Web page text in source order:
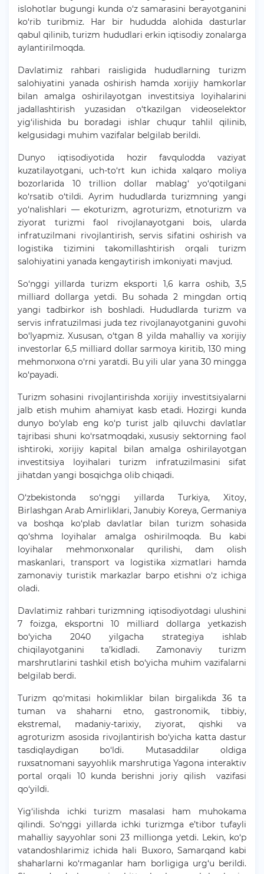
islohotlar bugungi kunda o‘z samarasini berayotganini
ko‘rib turibmiz. Har bir hududda alohida dasturlar
qabul qilinib, turizm hududlari erkin iqtisodiy zonalarga
aylantirilmoqda.
Davlatimiz rahbari raisligida hududlarning turizm
salohiyatini yanada oshirish hamda xorijiy hamkorlar
bilan amalga oshirilayotgan investitsiya loyihalarini
jadallashtirish yuzasidan o‘tkazilgan videoselektor
yig‘ilishida bu boradagi ishlar chuqur tahlil qilinib,
kelgusidagi muhim vazifalar belgilab berildi.
Dunyo iqtisodiyotida hozir favqulodda vaziyat
kuzatilayotgani, uch-to‘rt kun ichida xalqaro moliya
bozorlarida 10 trillion dollar mablag‘ yo‘qotilgani
ko‘rsatib o‘tildi. Ayrim hududlarda turizmning yangi
yo‘nalishlari — ekoturizm, agroturizm, etnoturizm va
ziyorat turizmi faol rivojlanayotgani bois, ularda
infratuzilmani rivojlantirish, servis sifatini oshirish va
logistika tizimini takomillashtirish orqali turizm
salohiyatini yanada kengaytirish imkoniyati mavjud.
So‘nggi yillarda turizm eksporti 1,6 karra oshib, 3,5
milliard dollarga yetdi. Bu sohada 2 mingdan ortiq
yangi tadbirkor ish boshladi. Hududlarda turizm va
servis infratuzilmasi juda tez rivojlanayotganini guvohi
bo‘lyapmiz. Xususan, o‘tgan 8 yilda mahalliy va xorijiy
investorlar 6,5 milliard dollar sarmoya kiritib, 130 ming
mehmonxona o‘rni yaratdi. Bu yili ular yana 30 mingga
ko‘payadi.
Turizm sohasini rivojlantirishda xorijiy investitsiyalarni
jalb etish muhim ahamiyat kasb etadi. Hozirgi kunda
dunyo bo‘ylab eng ko‘p turist jalb qiluvchi davlatlar
tajribasi shuni ko‘rsatmoqdaki, xususiy sektorning faol
ishtiroki, xorijiy kapital bilan amalga oshirilayotgan
investitsiya loyihalari turizm infratuzilmasini sifat
jihatdan yangi bosqichga olib chiqadi.
O‘zbekistonda so‘nggi yillarda Turkiya, Xitoy,
Birlashgan Arab Amirliklari, Janubiy Koreya, Germaniya
va boshqa ko‘plab davlatlar bilan turizm sohasida
qo‘shma loyihalar amalga oshirilmoqda. Bu kabi
loyihalar mehmonxonalar qurilishi, dam olish
maskanlari, transport va logistika xizmatlari hamda
zamonaviy turistik markazlar barpo etishni o‘z ichiga
oladi.
Davlatimiz rahbari turizmning iqtisodiyotdagi ulushini
7 foizga, eksportni 10 milliard dollarga yetkazish
bo‘yicha 2040 yilgacha strategiya ishlab
chiqilayotganini ta’kidladi. Zamonaviy turizm
marshrutlarini tashkil etish bo‘yicha muhim vazifalarni
belgilab berdi.
Turizm qo‘mitasi hokimliklar bilan birgalikda 36 ta
tuman va shaharni etno, gastronomik, tibbiy,
ekstremal, madaniy-tarixiy, ziyorat, qishki va
agroturizm asosida rivojlantirish bo‘yicha katta dastur
tasdiqlaydigan bo‘ldi. Mutasaddilar oldiga
ruxsatnomani sayyohlik marshrutiga Yagona interaktiv
portal orqali 10 kunda berishni joriy qilish vazifasi
qo‘yildi.
Yig‘ilishda ichki turizm masalasi ham muhokama
qilindi. So‘nggi yillarda ichki turizmga e’tibor tufayli
mahalliy sayyohlar soni 23 millionga yetdi. Lekin, ko‘p
vatandoshlarimiz ichida hali Buxoro, Samarqand kabi
shaharlarni ko‘rmaganlar ham borligiga urg‘u berildi.